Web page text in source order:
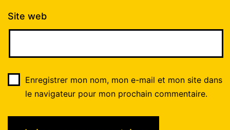
Site web
Enregistrer mon nom, mon e-mail et mon site dans
le navigateur pour mon prochain commentaire.